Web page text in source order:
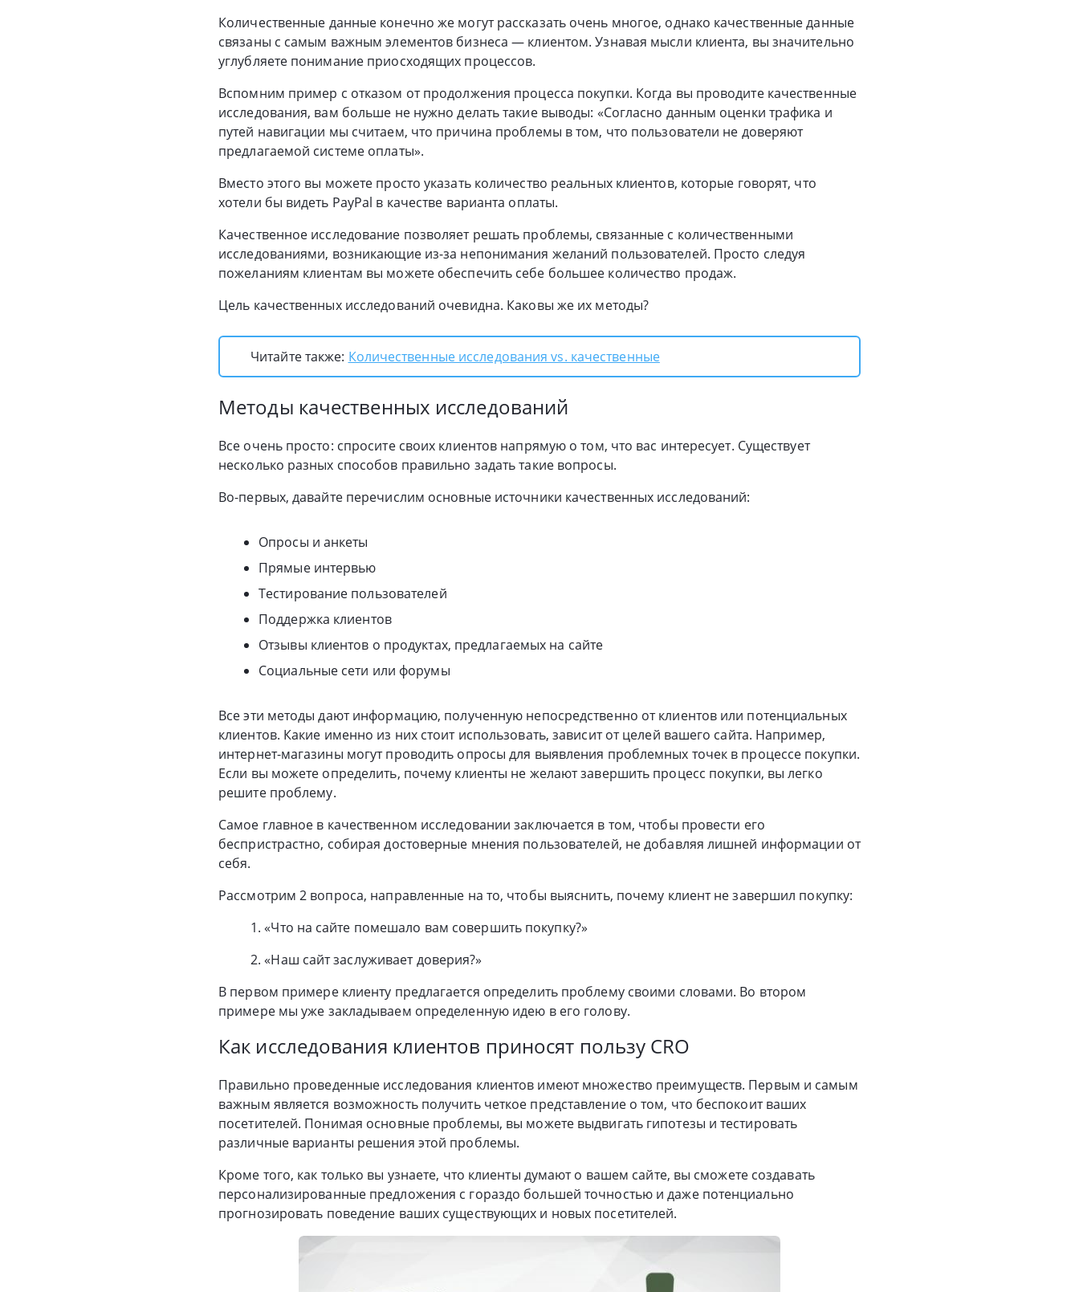
Количественные данные конечно же могут рассказать очень многое, однако качественные данные
связаны с самым важным элементов бизнеса — клиентом. Узнавая мысли клиента, вы значительно
углубляете понимание приосходящих процессов.
Вспомним пример с отказом от продолжения процесса покупки. Когда вы проводите качественные
исследования, вам больше не нужно делать такие выводы: «Согласно данным оценки трафика и
путей навигации мы считаем, что причина проблемы в том, что пользователи не доверяют
предлагаемой системе оплаты».
Вместо этого вы можете просто указать количество реальных клиентов, которые говорят, что
хотели бы видеть PayPal в качестве варианта оплаты.
Качественное исследование позволяет решать проблемы, связанные с количественными
исследованиями, возникающие из-за непонимания желаний пользователей. Просто следуя
пожеланиям клиентам вы можете обеспечить себе большее количество продаж.
Цель качественных исследований очевидна. Каковы же их методы?
Читайте также: Количественные исследования vs. качественные
Методы качественных исследований
Все очень просто: спросите своих клиентов напрямую о том, что вас интересует. Существует
несколько разных способов правильно задать такие вопросы.
Во-первых, давайте перечислим основные источники качественных исследований:
Опросы и анкеты
Прямые интервью
Тестирование пользователей
Поддержка клиентов
Отзывы клиентов о продуктах, предлагаемых на сайте
Социальные сети или форумы
Все эти методы дают информацию, полученную непосредственно от клиентов или потенциальных
клиентов. Какие именно из них стоит использовать, зависит от целей вашего сайта. Например,
интернет-магазины могут проводить опросы для выявления проблемных точек в процессе покупки.
Если вы можете определить, почему клиенты не желают завершить процесс покупки, вы легко
решите проблему.
Самое главное в качественном исследовании заключается в том, чтобы провести его
беспристрастно, собирая достоверные мнения пользователей, не добавляя лишней информации от
себя.
Рассмотрим 2 вопроса, направленные на то, чтобы выяснить, почему клиент не завершил покупку:
1. «Что на сайте помешало вам совершить покупку?»
2. «Наш сайт заслуживает доверия?»
В первом примере клиенту предлагается определить проблему своими словами. Во втором
примере мы уже закладываем определенную идею в его голову.
Как исследования клиентов приносят пользу CRO
Правильно проведенные исследования клиентов имеют множество преимуществ. Первым и самым
важным является возможность получить четкое представление о том, что беспокоит ваших
посетителей. Понимая основные проблемы, вы можете выдвигать гипотезы и тестировать
различные варианты решения этой проблемы.
Кроме того, как только вы узнаете, что клиенты думают о вашем сайте, вы сможете создавать
персонализированные предложения с гораздо большей точностью и даже потенциально
прогнозировать поведение ваших существующих и новых посетителей.